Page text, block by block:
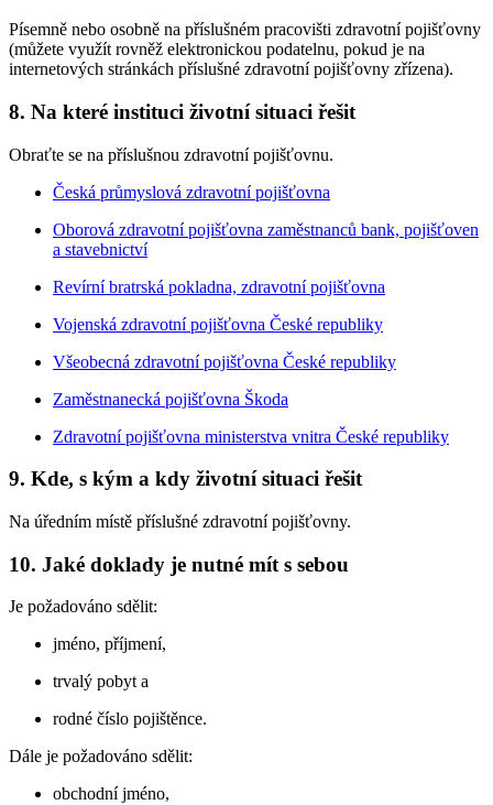
Písemně nebo osobně na příslušném pracovišti zdravotní pojišťovny
(můžete využít rovněž elektronickou podatelnu, pokud je na
internetových stránkách příslušné zdravotní pojišťovny zřízena).
8. Na které instituci životní situaci řešit
Obraťte se na příslušnou zdravotní pojišťovnu.
Česká průmyslová zdravotní pojišťovna
Oborová zdravotní pojišťovna zaměstnanců bank, pojišťoven
a stavebnictví
Revírní bratrská pokladna, zdravotní pojišťovna
Vojenská zdravotní pojišťovna České republiky
Všeobecná zdravotní pojišťovna České republiky
Zaměstnanecká pojišťovna Škoda
Zdravotní pojišťovna ministerstva vnitra České republiky
9. Kde, s kým a kdy životní situaci řešit
Na úředním místě příslušné zdravotní pojišťovny.
10. Jaké doklady je nutné mít s sebou
Je požadováno sdělit:
jméno, příjmení,
trvalý pobyt a
rodné číslo pojištěnce.
Dále je požadováno sdělit:
obchodní jméno,